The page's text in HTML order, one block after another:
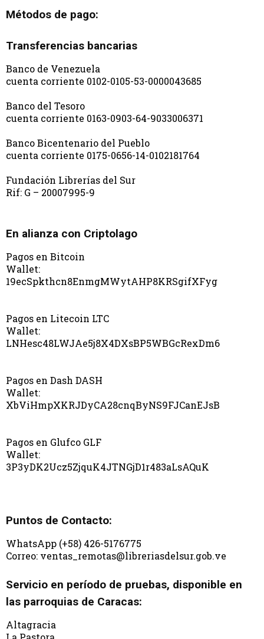
Métodos de pago:
Transferencias bancarias
Banco de Venezuela
cuenta corriente 0102-0105-53-0000043685
Banco del Tesoro
cuenta corriente 0163-0903-64-9033006371
Banco Bicentenario del Pueblo
cuenta corriente 0175-0656-14-0102181764
Fundación Librerías del Sur
Rif: G – 20007995-9
En alianza con Criptolago
Pagos en Bitcoin
Wallet:
19ecSpkthcn8EnmgMWytAHP8KRSgifXFyg
Pagos en Litecoin LTC
Wallet:
LNHesc48LWJAe5j8X4DXsBP5WBGcRexDm6
Pagos en Dash DASH
Wallet:
XbViHmpXKRJDyCA28cnqByNS9FJCanEJsB
Pagos en Glufco GLF
Wallet:
3P3yDK2Ucz5ZjquK4JTNGjD1r483aLsAQuK
Puntos de Contacto:
WhatsApp (+58) 426-5176775
Correo: ventas_remotas@libreriasdelsur.gob.ve
Servicio en período de pruebas, disponible en
las parroquias de Caracas:
Altagracia